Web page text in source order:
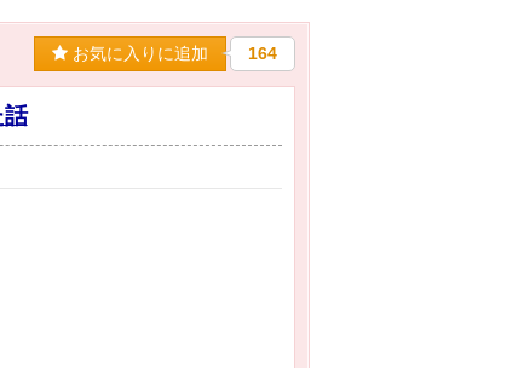
お気に入りに追加 164
話